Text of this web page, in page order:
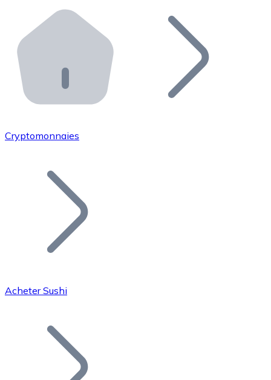
Distributeurs automatiques Bitnovo
Intégrez un ATM Bitnovo dans votre entreprise et
API Bitnovo
Intégrez notre API dans votre écosystème.
Rejoignez notre réseau de distributeurs et
Ajoutez le token de votre projet à notre service
Bitcoin
Cryptomonnaies
Acheter Sushi